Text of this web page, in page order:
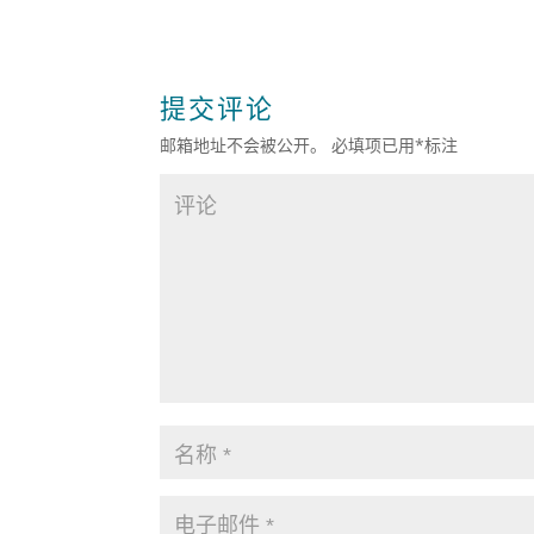
提交评论
邮箱地址不会被公开。 必填项已用*标注